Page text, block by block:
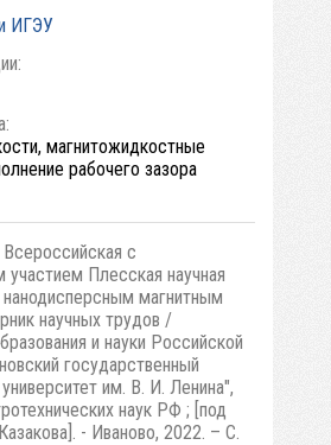
ИГЭУ
магнитожидкостные
рабочего зазора
с
Плесская научная
магнитным
научных трудов /
и науки Российской
государственный
им. В. И. Ленина",
наук РФ ; [под
- Иваново, 2022. – С.